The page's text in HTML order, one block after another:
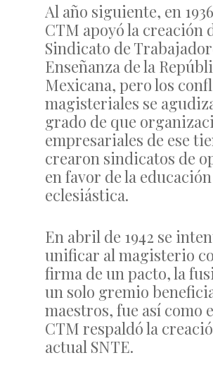
Al año siguiente, en
CTM apoyó la creación
Sindicato de
Enseñanza de la
Mexicana, pero los
magisteriales se
grado de que
empresariales de ese
crearon sindicatos de
en favor de la educación
eclesiástica.
En abril de 1942 se
unificar al magisterio
firma de un pacto, la
un solo gremio
maestros, fue así como
CTM respaldó la
actual SNTE.